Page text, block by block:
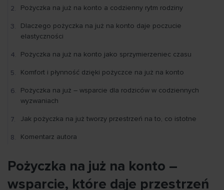
Pożyczka na już na konto a codzienny rytm rodziny
Dlaczego pożyczka na już na konto daje poczucie
elastyczności
Pożyczka na już na konto jako sprzymierzeniec czasu
Komfort i płynność dzięki pożyczce na już na konto
Pożyczka na już – wsparcie dla rodziców w codziennych
wyzwaniach
Jak pożyczka na już tworzy przestrzeń na to, co istotne
Komentarz autora
Pożyczka na już na konto –
wsparcie, które daje przestrzeń